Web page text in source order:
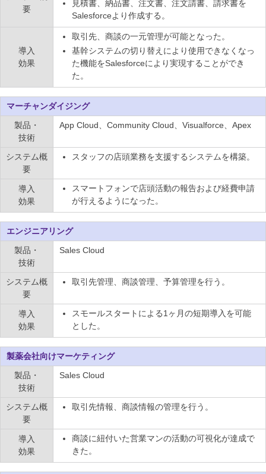
要
見積書、納品書、注文書、注文請書、請求書を
Salesforceより作成する。
導入
効果
取引先、商談の一元管理が可能となった。
基幹システムの切り替えにより使用できなくなっ
た機能をSalesforceにより実現することができ
た。
マーチャンダイジング
製品・
技術
App Cloud、Community Cloud、Visualforce、Apex
システム概
要
スタッフの店頭業務を支援するシステムを構築。
導入
効果
スマートフォンで店頭活動の報告および経費申請
が行えるようになった。
エンジニアリング
製品・
技術
Sales Cloud
システム概
要
取引先管理、商談管理、予算管理を行う。
導入
効果
スモールスタートによる1ヶ月の短期導入を可能
とした。
製薬会社向けマーケティング
製品・
技術
Sales Cloud
システム概
要
取引先情報、商談情報の管理を行う。
導入
効果
商談に紐付いた営業マンの活動の可視化が達成で
きた。